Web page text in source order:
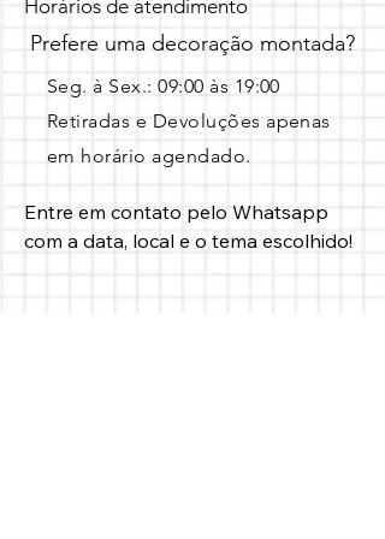
Horários de atendimento
Prefere uma decoração montada?
Seg. à Sex.: 09:00 às 19:00 ​
Retiradas e Devoluções apenas
em horário agendado.
Entre em contato pelo Whatsapp
com a data, local e o tema escolhido!